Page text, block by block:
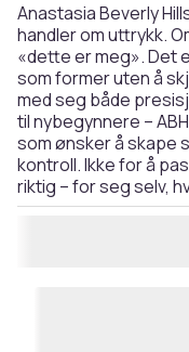
Anastasia Beverly
handler om uttrykk.
«dette er meg». Det
som former uten å
med seg både
til nybegynnere –
som ønsker å skape
kontroll. Ikke for å
riktig – for seg selv,